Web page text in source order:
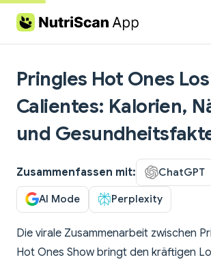
Skip to content
Pringles Hot Ones Los
Calientes: Kalorien,
und
Zusammenfassen mit: ChatGPT
AI Mode Perplexity
Die virale Zusammenarbeit zwischen
Hot Ones Show bringt den kräftigen